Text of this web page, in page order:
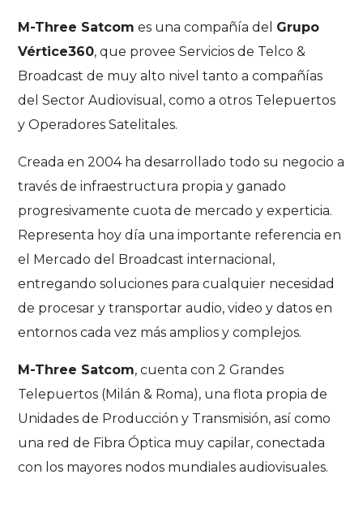
M-Three Satcom es una compañía del Grupo
Vértice360, que provee Servicios de Telco &
Broadcast de muy alto nivel tanto a compañías
del Sector Audiovisual, como a otros Telepuertos
y Operadores Satelitales.
Creada en 2004 ha desarrollado todo su negocio a
través de infraestructura propia y ganado
progresivamente cuota de mercado y experticia.
Representa hoy día una importante referencia en
el Mercado del Broadcast internacional,
entregando soluciones para cualquier necesidad
de procesar y transportar audio, video y datos en
entornos cada vez más amplios y complejos.
M-Three Satcom, cuenta con 2 Grandes
Telepuertos (Milán & Roma), una flota propia de
Unidades de Producción y Transmisión, así como
una red de Fibra Óptica muy capilar, conectada
con los mayores nodos mundiales audiovisuales.